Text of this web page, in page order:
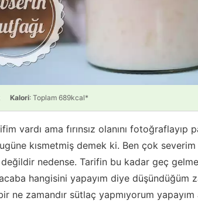
Kalori: Toplam 689kcal*
vardı ama fırınsız olanını
kısmetmiş demek ki. Ben çok severim
nedense. Tarifin bu kadar geç
hangisini yapayım diye düşündüğüm
ne zamandır sütlaç yapmıyorum